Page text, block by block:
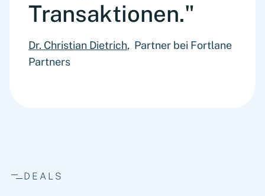
Transaktionen."
Dr. Christian Dietrich, Partner bei Fortlane
Partners
DEALS